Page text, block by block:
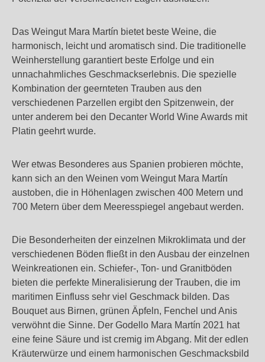
Das Weingut Mara Martín bietet beste Weine, die
harmonisch, leicht und aromatisch sind. Die traditionelle
Weinherstellung garantiert beste Erfolge und ein
unnachahmliches Geschmackserlebnis. Die spezielle
Kombination der geernteten Trauben aus den
verschiedenen Parzellen ergibt den Spitzenwein, der
unter anderem bei den Decanter World Wine Awards mit
Platin geehrt wurde.
Wer etwas Besonderes aus Spanien probieren möchte,
kann sich an den Weinen vom Weingut Mara Martín
austoben, die in Höhenlagen zwischen 400 Metern und
700 Metern über dem Meeresspiegel angebaut werden.
Die Besonderheiten der einzelnen Mikroklimata und der
verschiedenen Böden fließt in den Ausbau der einzelnen
Weinkreationen ein. Schiefer-, Ton- und Granitböden
bieten die perfekte Mineralisierung der Trauben, die im
maritimen Einfluss sehr viel Geschmack bilden. Das
Bouquet aus Birnen, grünen Äpfeln, Fenchel und Anis
verwöhnt die Sinne. Der Godello Mara Martín 2021 hat
eine feine Säure und ist cremig im Abgang. Mit der edlen
Kräuterwürze und einem harmonischen Geschmacksbild